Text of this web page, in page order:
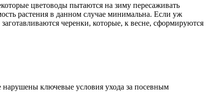
цветоводы пытаются на зиму пересаживать
растения в данном случае минимальна. Если уж
черенки, которые, к весне, сформируются
ключевые условия ухода за посевным